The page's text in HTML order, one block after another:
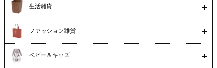
生活雑貨
ファッション雑貨
ベビー＆キッズ